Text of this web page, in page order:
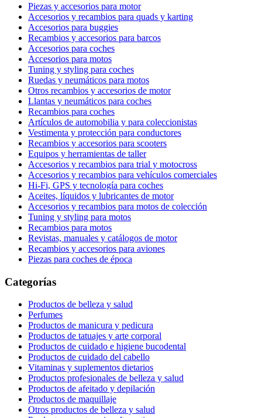
Piezas y accesorios para motor
Accesorios y recambios para quads y karting
Accesorios para buggies
Recambios y accesorios para barcos
Accesorios para coches
Accesorios para motos
Tuning y styling para coches
Ruedas y neumáticos para motos
Otros recambios y accesorios de motor
Llantas y neumáticos para coches
Recambios para coches
Artículos de automobilia y para coleccionistas
Vestimenta y protección para conductores
Recambios y accesorios para scooters
Equipos y herramientas de taller
Accesorios y recambios para trial y motocross
Accesorios y recambios para vehículos comerciales
Hi-Fi, GPS y tecnología para coches
Aceites, líquidos y lubricantes de motor
Accesorios y recambios para motos de colección
Tuning y styling para motos
Recambios para motos
Revistas, manuales y catálogos de motor
Recambios y accesorios para aviones
Piezas para coches de época
Categorías
Productos de belleza y salud
Perfumes
Productos de manicura y pedicura
Productos de tatuajes y arte corporal
Productos de cuidado e higiene bucodental
Productos de cuidado del cabello
Vitaminas y suplementos dietarios
Productos profesionales de belleza y salud
Productos de afeitado y depilación
Productos de maquillaje
Otros productos de belleza y salud